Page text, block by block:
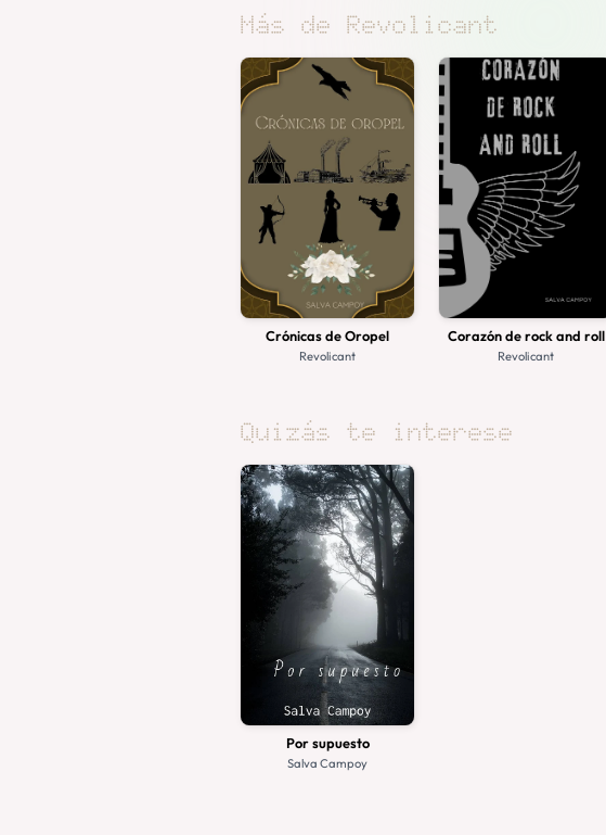
Más de Revolicant
Crónicas de Oropel
Revolicant
Corazón de rock and roll
Revolicant
Quizás te interese
Por supuesto
Salva Campoy